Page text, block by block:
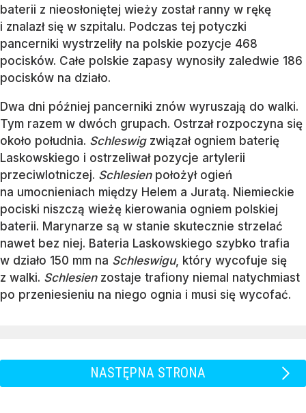
baterii z nieosłoniętej wieży został ranny w rękę
i znalazł się w szpitalu. Podczas tej potyczki
pancerniki wystrzeliły na polskie pozycje 468
pocisków. Całe polskie zapasy wynosiły zaledwie 186
pocisków na działo.
Dwa dni później pancerniki znów wyruszają do walki.
Tym razem w dwóch grupach. Ostrzał rozpoczyna się
około południa. Schleswigzwiązał ogniem baterię
Laskowskiego i ostrzeliwał pozycje artylerii
przeciwlotniczej. Schlesienpołożył ogień
na umocnieniach między Helem a Juratą. Niemieckie
pociski niszczą wieżę kierowania ogniem polskiej
baterii. Marynarze są w stanie skutecznie strzelać
nawet bez niej. Bateria Laskowskiego szybko trafia
w działo 150 mm na Schleswigu, który wycofuje się
z walki. Schlesienzostaje trafiony niemal natychmiast
po przeniesieniu na niego ognia i musi się wycofać.
NASTĘPNA STRONA